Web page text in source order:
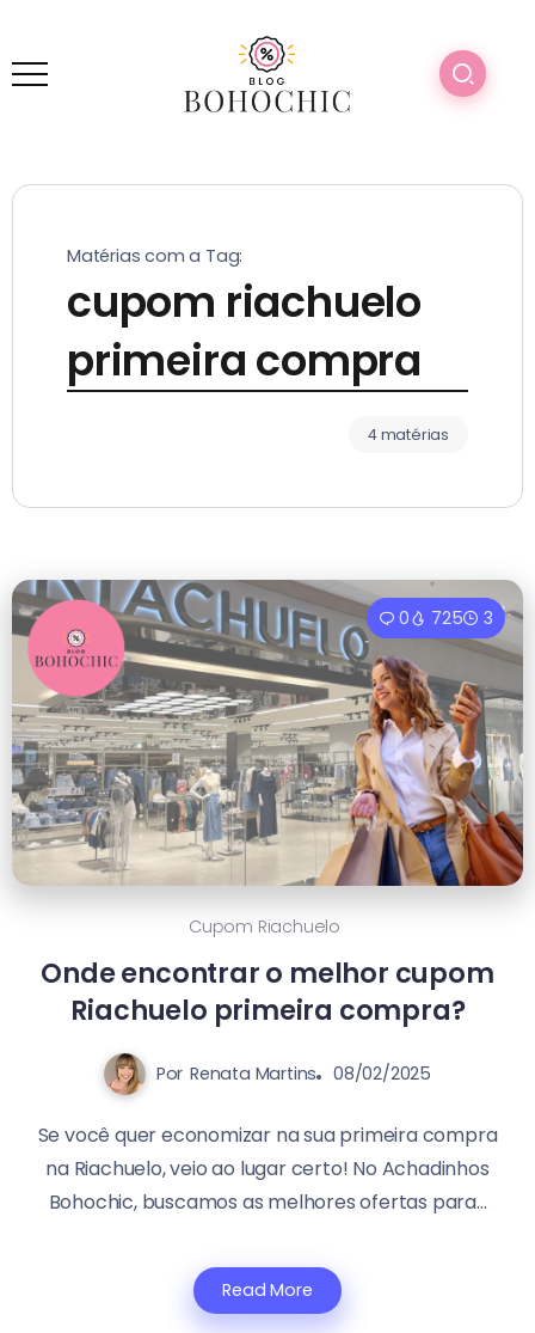
Matérias com a Tag:
cupom riachuelo
primeira compra
4 matérias
0 725 3
Cupom Riachuelo
Onde encontrar o melhor cupom
Riachuelo primeira compra?
Por Renata Martins 08/02/2025
Se você quer economizar na sua primeira compra
na Riachuelo, veio ao lugar certo! No Achadinhos
Bohochic, buscamos as melhores ofertas para...
Read More